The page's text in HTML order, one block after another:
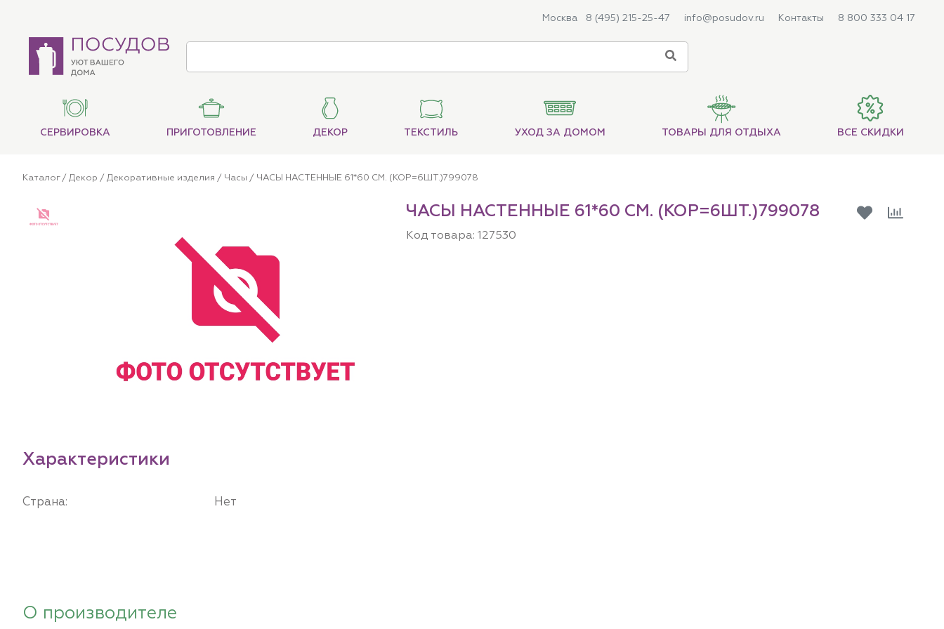
Москва 8 (495) 215-25-47 info@posudov.ru Контакты 8 800 333 04 17
СЕРВИРОВКА ПРИГОТОВЛЕНИЕ ДЕКОР ТЕКСТИЛЬ УХОД ЗА ДОМОМ ТОВАРЫ ДЛЯ ОТДЫХА ВСЕ СКИДКИ
Каталог/ Декор / Декоративные изделия / Часы / ЧАСЫ НАСТЕННЫЕ 61*60 СМ. (КОР=6ШТ.)799078
ЧАСЫ НАСТЕННЫЕ 61*60 СМ. (КОР=6ШТ.)799078
Код товара: 127530
Характеристики
Страна: Нет
О производителе